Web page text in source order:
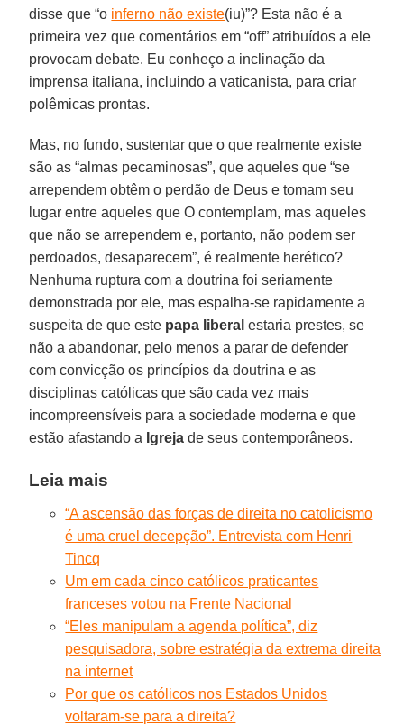
disse que “o inferno não existe(iu)”? Esta não é a
primeira vez que comentários em “off” atribuídos a ele
provocam debate. Eu conheço a inclinação da
imprensa italiana, incluindo a vaticanista, para criar
polêmicas prontas.
Mas, no fundo, sustentar que o que realmente existe
são as “almas pecaminosas”, que aqueles que “se
arrependem obtêm o perdão de Deus e tomam seu
lugar entre aqueles que O contemplam, mas aqueles
que não se arrependem e, portanto, não podem ser
perdoados, desaparecem”, é realmente herético?
Nenhuma ruptura com a doutrina foi seriamente
demonstrada por ele, mas espalha-se rapidamente a
suspeita de que este papa liberal estaria prestes, se
não a abandonar, pelo menos a parar de defender
com convicção os princípios da doutrina e as
disciplinas católicas que são cada vez mais
incompreensíveis para a sociedade moderna e que
estão afastando a Igreja de seus contemporâneos.
Leia mais
“A ascensão das forças de direita no catolicismo
é uma cruel decepção”. Entrevista com Henri
Tincq
Um em cada cinco católicos praticantes
franceses votou na Frente Nacional
“Eles manipulam a agenda política”, diz
pesquisadora, sobre estratégia da extrema direita
na internet
Por que os católicos nos Estados Unidos
voltaram-se para a direita?